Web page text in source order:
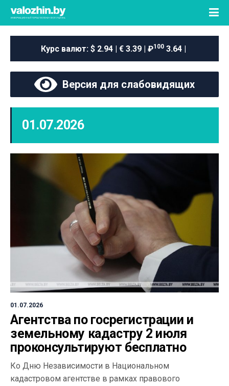
Курс валют: $ 2.94 | € 3.39 | ₽100 3.64 |
Версия для слабовидящих
01.07.2026
01.07.2026
Агентства по госрегистрации и
земельному кадастру 2 июля
проконсультируют бесплатно
Ко Дню Независимости в Национальном
кадастровом агентстве в рамках правового